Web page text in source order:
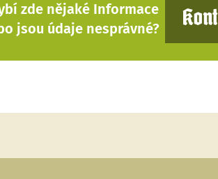
zde nějaké Informace
jsou údaje nesprávné?